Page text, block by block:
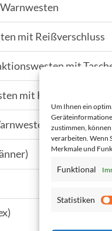
Um Ihnen ein
zustimmen,
verarbeiten. Wenn
Merkmale und
Funktional
Statistiken
mit Reißverschluss
mit
mit Klettverschluss